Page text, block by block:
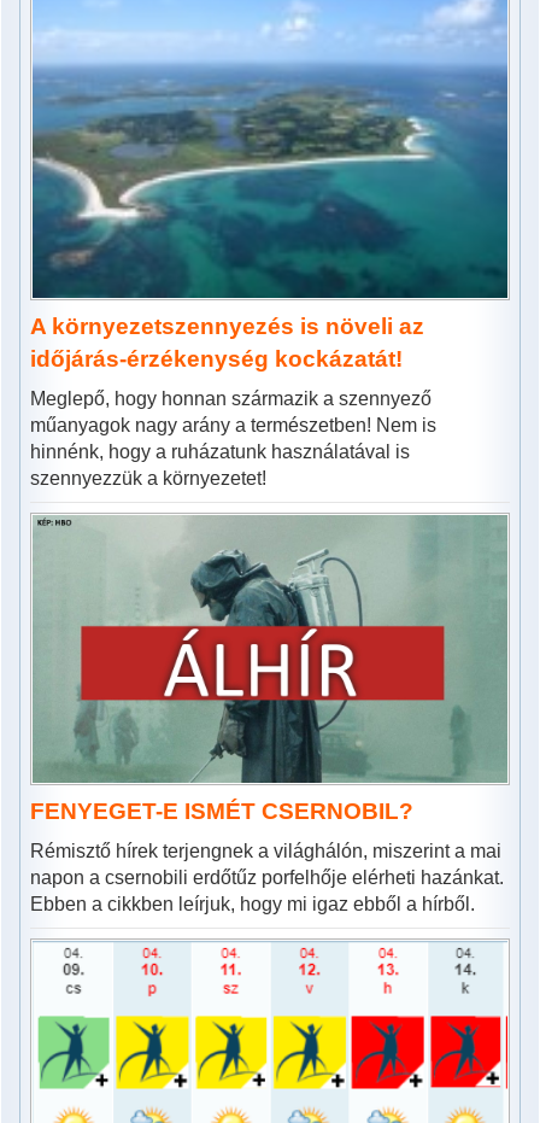
A környezetszennyezés is növeli az
időjárás-érzékenység kockázatát!
Meglepő, hogy honnan származik a szennyező
műanyagok nagy arány a természetben! Nem is
hinnénk, hogy a ruházatunk használatával is
szennyezzük a környezetet!
FENYEGET-E ISMÉT CSERNOBIL?
Rémisztő hírek terjengnek a világhálón, miszerint a mai
napon a csernobili erdőtűz porfelhője elérheti hazánkat.
Ebben a cikkben leírjuk, hogy mi igaz ebből a hírből.